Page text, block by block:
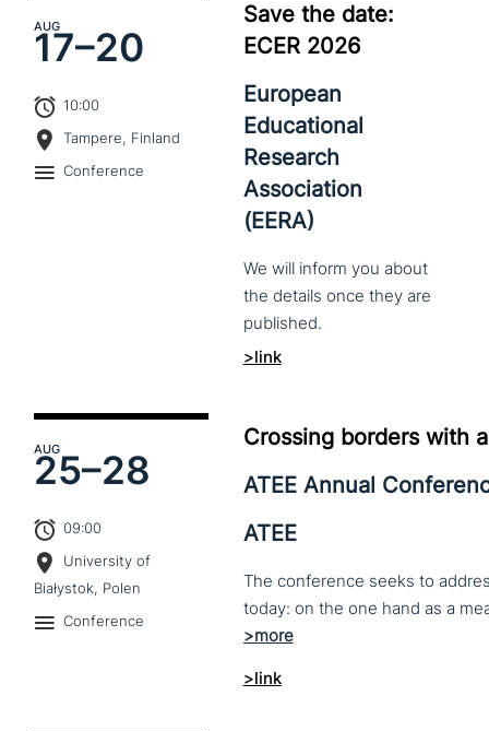
AUG
17–20
10:00
Tampere, Finland
Conference
Save the date:
ECER 2026
European
Educational
Research
Association
(EERA)
We will inform you about
the details once they are
published.
>link
AUG
25–28
09:00
University of
Białystok, Polen
Conference
Crossing borders with
ATEE Annual
ATEE
The conference seeks to
>link